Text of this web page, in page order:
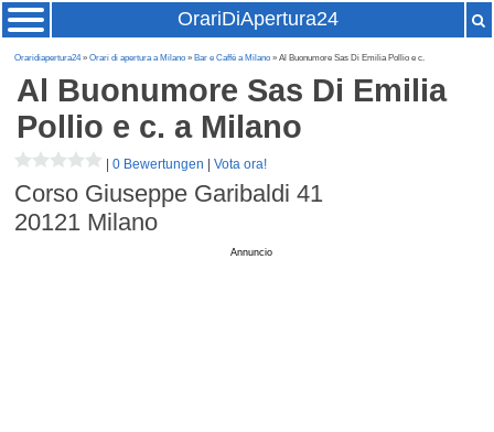
OrariDiApertura24
Oraridiapertura24»Orari di apertura a Milano » Bar e Caffè a Milano » Al Buonumore Sas Di Emilia Pollio e c.
Al Buonumore Sas Di Emilia
Pollio e c. a Milano
|0 Bewertungen |Vota ora!
Corso Giuseppe Garibaldi 41
20121 Milano
Annuncio